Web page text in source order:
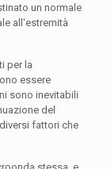
un normale
all'estremità
per la
essere
sono inevitabili
del
fattori che